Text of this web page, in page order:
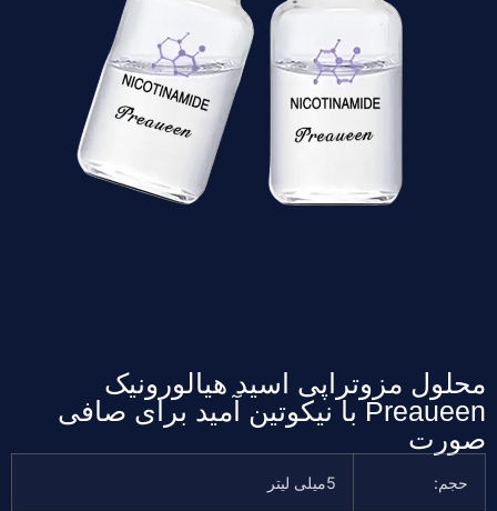
محلول مزوتراپی اسید هیالورونیک
Preaueen با نیکوتین آمید برای صافی
صورت
حجم: 5میلی لیتر